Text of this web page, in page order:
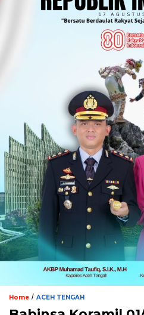
Home / ACEH TENGAH